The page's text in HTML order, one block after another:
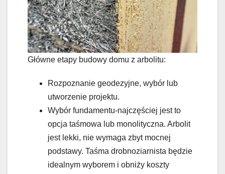
Główne etapy budowy domu z arbolitu:
Rozpoznanie geodezyjne, wybór lub
utworzenie projektu.
Wybór fundamentu-najczęściej jest to
opcja taśmowa lub monolityczna. Arbolit
jest lekki, nie wymaga zbyt mocnej
podstawy. Taśma drobnoziarnista będzie
idealnym wyborem i obniży koszty